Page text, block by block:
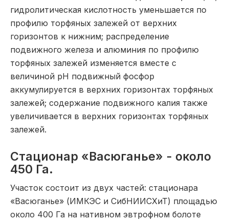
гидролитическая кислотность уменьшается по
профилю торфяных залежей от верхних
горизонтов к нижним; распределение
подвижного железа и алюминия по профилю
торфяных залежей изменяется вместе с
величиной pH подвижный фосфор
аккумулируется в верхних горизонтах торфяных
залежей; содержание подвижного калия также
увеличивается в верхних горизонтах торфяных
залежей.
Стационар «Васюганье» - около
450 Га.
Участок состоит из двух частей: стационара
«Васюганье» (ИМКЭС и СибНИИСХиТ) площадью
около 400 Га на нативном эвтрофном болоте